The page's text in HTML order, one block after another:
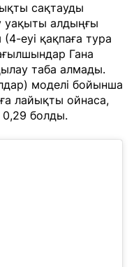
сақтауды
уақыты алдыңғы
еуі қақпаға тура
Гана
таба алмады.
моделі бойынша
лайықты ойнаса,
0,29 болды.